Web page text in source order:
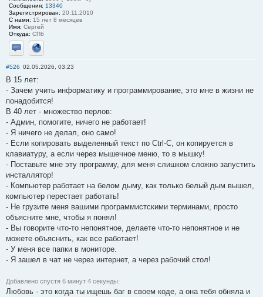
Сообщения: 13340
Зарегистрирован: 20.11.2010
С нами: 15 лет 8 месяцев
Имя: Сергей
Откуда: СПб
Отправить личное сообщение
Сайт
#526 02.05.2026, 03:23
В 15 лет:
- Зачем учить информатику и программирование, это мне в жизни не
понадобится!
В 40 лет - множество перлов:
- Админ, помогите, ничего не работает!
- Я ничего не делал, оно само!
- Если копировать выделенный текст по Сtrl-С, он копируется в
клавиатуру, а если через мышечное меню, то в мышку!
- Поставьте мне эту программу, для меня слишком сложно запустить
инсталлятор!
- Компьютер работает на белом дыму, как только белый дым вышел,
компьютер перестает работать!
- Не грузите меня вашими программистскими терминами, просто
объясните мне, чтобы я понял!
- Вы говорите что-то непонятное, делаете что-то непонятное и не
можете объяснить, как все работает!
- У меня все папки в мониторе.
- Я зашел в чат не через интернет, а через рабочий стол!
Добавлено спустя 6 минут 4 секунды:
Любовь - это когда ты ищешь баг в своем коде, а она тебя обняла и